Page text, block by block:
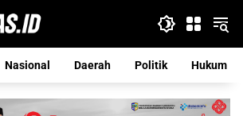
Nasional Daerah Politik Hukum